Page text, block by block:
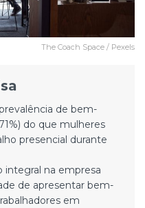
The Coach Space / Pexels
de bem-
do que mulheres
presencial durante
integral na empresa
de apresentar bem-
em